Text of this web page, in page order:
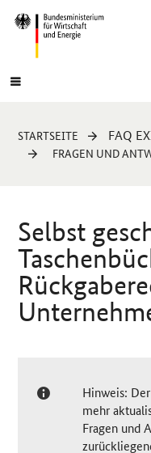
Navigation
Hauptmenü
Sie
sind
STARTSEITE FAQ
FRAGEN UND
Selbst
Hinweis:
mehr
Fragen und